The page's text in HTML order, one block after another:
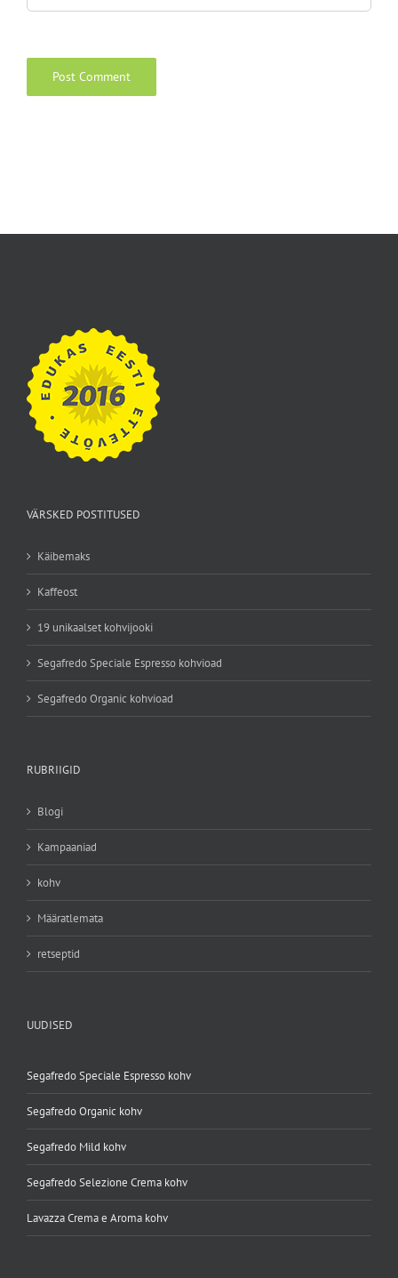
VÄRSKED POSTITUSED
Käibemaks
Kaffeost
19 unikaalset kohvijooki
Segafredo Speciale Espresso kohvioad
Segafredo Organic kohvioad
RUBRIIGID
Blogi
Kampaaniad
kohv
Määratlemata
retseptid
UUDISED
Segafredo Speciale Espresso kohv
Segafredo Organic kohv
Segafredo Mild kohv
Segafredo Selezione Crema kohv
Lavazza Crema e Aroma kohv